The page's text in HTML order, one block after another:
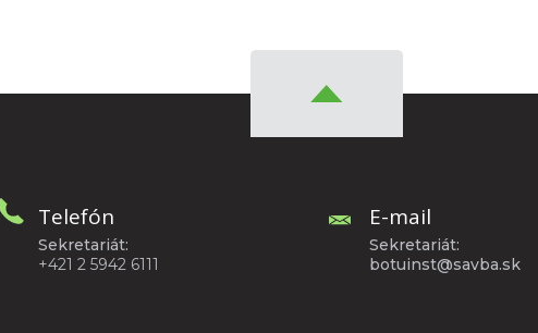
Telefón
Sekretariát:
+421 2 5942 6111
E-mail
Sekretariát:
botuinst@savba.sk